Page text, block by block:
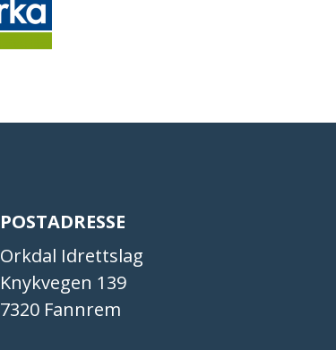
POSTADRESSE
Orkdal Idrettslag
Knykvegen 139
7320 Fannrem